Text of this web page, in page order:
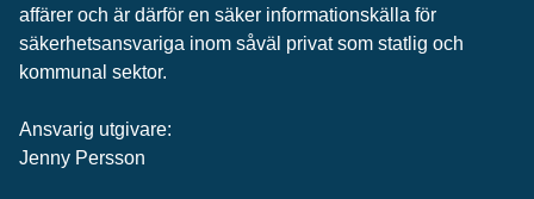
affärer och är därför en säker informationskälla för
säkerhets­ansvariga inom såväl privat som statlig och
kommunal sektor.
Ansvarig utgivare:
Jenny Persson